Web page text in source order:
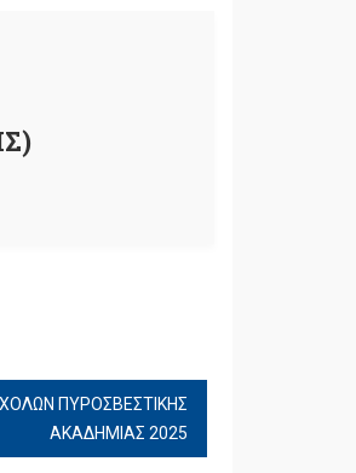
ΠΥΡΟΣΒΕΣΤΙΚΗΣ
ΑΚΑΔΗΜΙΑΣ 2025